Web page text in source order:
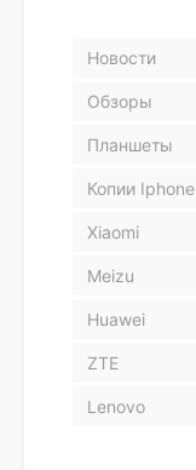
Новости
Обзоры
Планшеты
Копии Iphone
Xiaomi
Meizu
Huawei
ZTE
Lenovo